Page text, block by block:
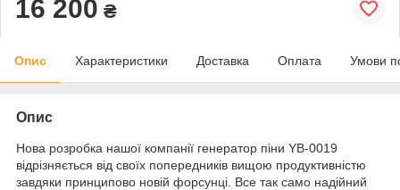
16 200 ₴
Опис Характеристики Доставка Оплата Умови
Опис
Нова розробка нашої компанії генератор піни YB-0019
відрізняється від своїх попередників вищою продуктивністю
завдяки принципово новій форсунці. Все так само надійний